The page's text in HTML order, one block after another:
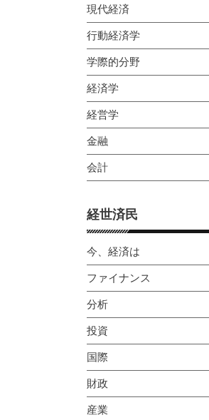
現代経済
行動経済学
学際的分野
経済学
経営学
金融
会計
経世済民
今、経済は
ファイナンス
分析
投資
国際
財政
産業